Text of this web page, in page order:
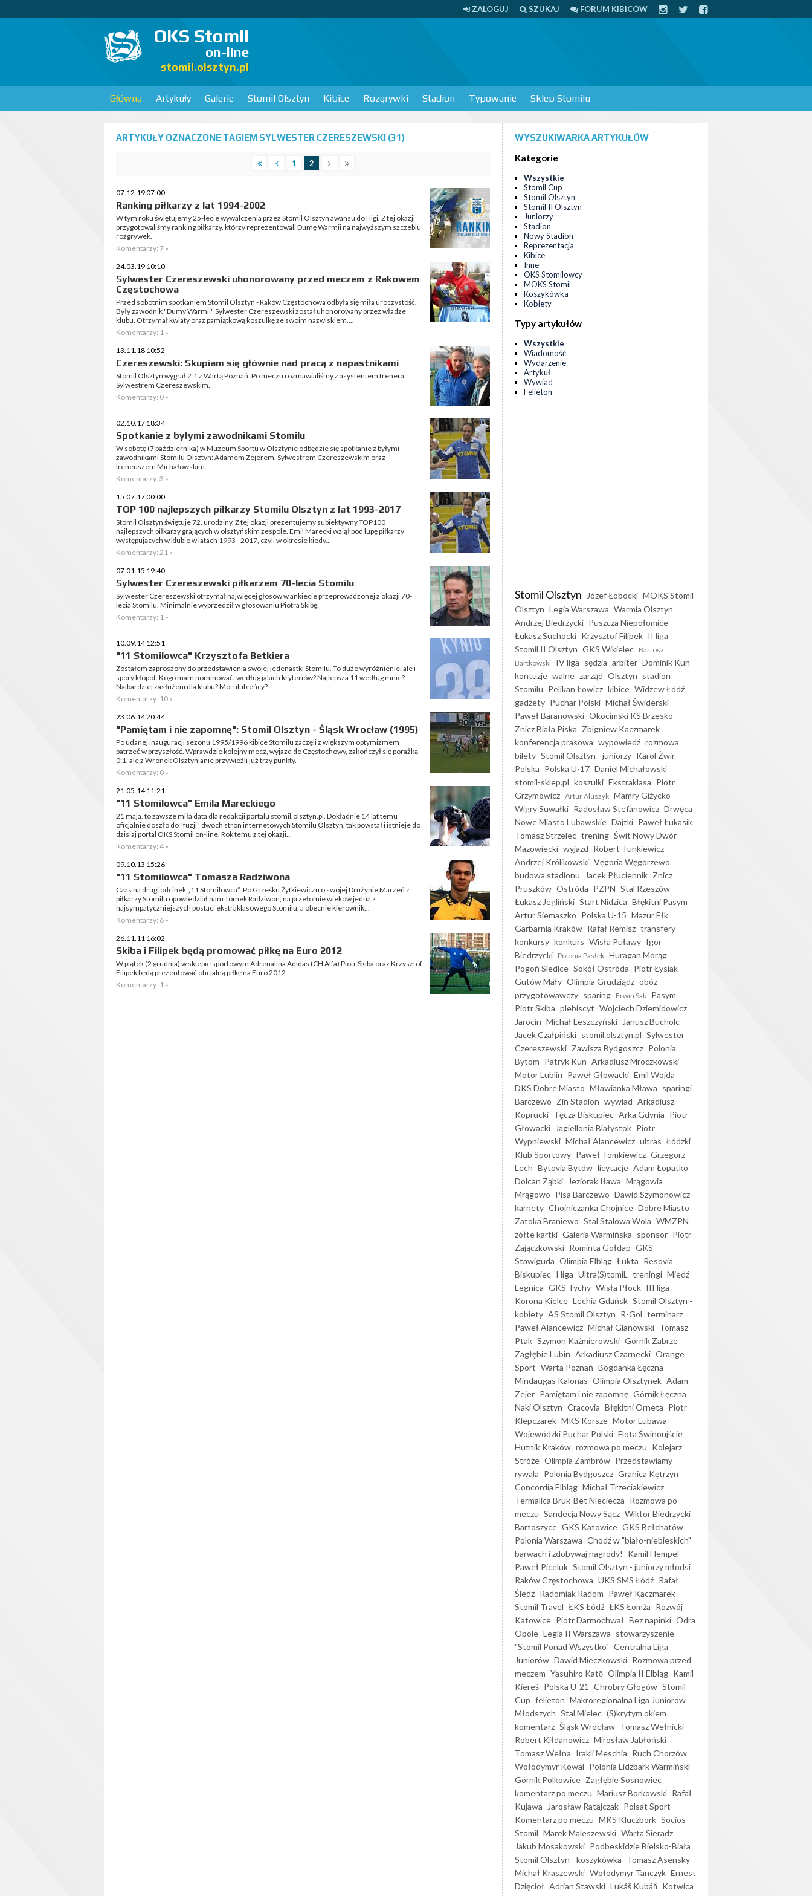
ZALOGUJ SZUKAJ FORUM KIBICÓW
OKS Stomil
on-line
stomil.olsztyn.pl
Główna Artykuły Galerie Stomil Olsztyn Kibice Rozgrywki Stadion Typowanie Sklep Stomilu
ARTYKUŁY OZNACZONE TAGIEM SYLWESTER CZERESZEWSKI (31)
1 2
07.12.19 07:00
Ranking piłkarzy z lat 1994-2002
W tym roku świętujemy 25-lecie wywalczenia przez Stomil Olsztyn awansu do I ligi. Z tej okazji
przygotowaliśmy ranking piłkarzy, którzy reprezentowali Dumę Warmii na najwyższym szczeblu
rozgrywek.
Komentarzy: 7 »
24.03.19 10:10
Sylwester Czereszewski uhonorowany przed meczem z Rakowem
Częstochowa
Przed sobotnim spotkaniem Stomil Olsztyn - Raków Częstochowa odbyła się miła uroczystość.
Były zawodnik "Dumy Warmii" Sylwester Czereszewski został uhonorowany przez władze
klubu. Otrzymał kwiaty oraz pamiątkową koszulkę ze swoim nazwiskiem....
Komentarzy: 1 »
13.11.18 10:52
Czereszewski: Skupiam się głównie nad pracą z napastnikami
Stomil Olsztyn wygrał 2:1 z Wartą Poznań. Po meczu rozmawialiśmy z asystentem trenera
Sylwestrem Czereszewskim.
Komentarzy: 0 »
02.10.17 18:34
Spotkanie z byłymi zawodnikami Stomilu
W sobotę (7 października) w Muzeum Sportu w Olsztynie odbędzie się spotkanie z byłymi
zawodnikami Stomilu Olsztyn: Adamem Zejerem, Sylwestrem Czereszewskim oraz
Ireneuszem Michałowskim.
Komentarzy: 3 »
15.07.17 00:00
TOP 100 najlepszych piłkarzy Stomilu Olsztyn z lat 1993-2017
Stomil Olsztyn świętuje 72. urodziny. Z tej okazji prezentujemy subiektywny TOP100
najlepszych piłkarzy grających w olsztyńskim zespole. Emil Marecki wziął pod lupę piłkarzy
występujących w klubie w latach 1993 - 2017, czyli w okresie kiedy...
Komentarzy: 21 »
07.01.15 19:40
Sylwester Czereszewski piłkarzem 70-lecia Stomilu
Sylwester Czereszewski otrzymał najwięcej głosów w ankiecie przeprowadzonej z okazji 70-
lecia Stomilu. Minimalnie wyprzedził w głosowaniu Piotra Skibę.
Komentarzy: 1 »
10.09.14 12:51
"11 Stomilowca" Krzysztofa Betkiera
Zostałem zaproszony do przedstawienia swojej jedenastki Stomilu. To duże wyróżnienie, ale i
spory kłopot. Kogo mam nominować, według jakich kryteriów? Najlepsza 11 według mnie?
Najbardziej zasłużeni dla klubu? Moi ulubieńcy?
Komentarzy: 10 »
23.06.14 20:44
"Pamiętam i nie zapomnę": Stomil Olsztyn - Śląsk Wrocław (1995)
Po udanej inauguracji sezonu 1995/1996 kibice Stomilu zaczęli z większym optymizmem
patrzeć w przyszłość. Wprawdzie kolejny mecz, wyjazd do Częstochowy, zakończył się porażką
0:1, ale z Wronek Olsztynianie przywieźli już trzy punkty.
Komentarzy: 0 »
21.05.14 11:21
"11 Stomilowca" Emila Mareckiego
21 maja, to zawsze miła data dla redakcji portalu stomil.olsztyn.pl. Dokładnie 14 lat temu
oficjalnie doszło do "fuzji" dwóch stron internetowych Stomilu Olsztyn, tak powstał i istnieje do
dzisiaj portal OKS Stomil on-line. Rok temu z tej okazji...
Komentarzy: 4 »
09.10.13 15:26
"11 Stomilowca" Tomasza Radziwona
Czas na drugi odcinek „11 Stomilowca”. Po Grześku Żytkiewiczu o swojej Drużynie Marzeń z
piłkarzy Stomilu opowiedział nam Tomek Radziwon, na przełomie wieków jedna z
najsympatyczniejszych postaci ekstraklasowego Stomilu, a obecnie kierownik...
Komentarzy: 6 »
26.11.11 16:02
Skiba i Filipek będą promować piłkę na Euro 2012
W piątek (2 grudnia) w sklepie sportowym Adrenalina Adidas (CH Alfa) Piotr Skiba oraz Krzysztof
Filipek będą prezentować oficjalną piłkę na Euro 2012.
Komentarzy: 1 »
WYSZUKIWARKA ARTYKUŁÓW
Kategorie
Wszystkie
Stomil Cup
Stomil Olsztyn
Stomil II Olsztyn
Juniorzy
Stadion
Nowy Stadion
Reprezentacja
Kibice
Inne
OKS Stomilowcy
MOKS Stomil
Koszykówka
Kobiety
Typy artykułów
Wszystkie
Wiadomość
Wydarzenie
Artykuł
Wywiad
Felieton
Stomil Olsztyn Józef Łobocki MOKS Stomil
Olsztyn Legia Warszawa Warmia Olsztyn
Andrzej Biedrzycki Puszcza Niepołomice
Łukasz Suchocki Krzysztof Filipek II liga
Stomil II Olsztyn GKS Wikielec Bartosz
Bartkowski IV liga sędzia arbiter Dominik Kun
kontuzje walne zarząd Olsztyn stadion
Stomilu Pelikan Łowicz kibice Widzew Łódź
gadżety Puchar Polski Michał Świderski
Paweł Baranowski Okocimski KS Brzesko
Znicz Biała Piska Zbigniew Kaczmarek
konferencja prasowa wypowiedź rozmowa
bilety Stomil Olsztyn - juniorzy Karol Żwir
Polska Polska U-17 Daniel Michałowski
stomil-sklep.pl koszulki Ekstraklasa Piotr
Grzymowicz Artur Aluszyk Mamry Giżycko
Wigry Suwałki Radosław Stefanowicz Drwęca
Nowe Miasto Lubawskie Dajtki Paweł Łukasik
Tomasz Strzelec trening Świt Nowy Dwór
Mazowiecki wyjazd Robert Tunkiewicz
Andrzej Królikowski Vęgoria Węgorzewo
budowa stadionu
Jacek Płuciennik Znicz
Pruszków Ostróda PZPN Stal Rzeszów
Łukasz Jegliński Start Nidzica Błękitni Pasym
Artur Siemaszko Polska U-15 Mazur Ełk
Garbarnia Kraków Rafał Remisz transfery
konkursy konkurs Wisła Puławy Igor
Biedrzycki Polonia Pasłęk Huragan Morąg
Pogoń Siedlce Sokół Ostróda Piotr Łysiak
Gutów Mały Olimpia Grudziądz obóz
przygotowawczy sparing Erwin Sak Pasym
Piotr Skiba plebiscyt Wojciech Dziemidowicz
Jarocin Michał Leszczyński
Janusz Bucholc
Jacek Czałpiński stomil.olsztyn.pl Sylwester
Czereszewski Zawisza Bydgoszcz Polonia
Bytom Patryk Kun Arkadiusz Mroczkowski
Motor Lublin Paweł Głowacki Emil Wojda
DKS Dobre Miasto Mławianka Mława sparingi
Barczewo Zin Stadion wywiad Arkadiusz
Koprucki Tęcza Biskupiec Arka Gdynia Piotr
Głowacki
Jagiellonia Białystok Piotr
Wypniewski Michał Alancewicz ultras Łódzki
Klub Sportowy Paweł Tomkiewicz Grzegorz
Lech Bytovia Bytów licytacje Adam Łopatko
Dolcan Ząbki
Jeziorak Iława Mrągowia
Mrągowo Pisa Barczewo Dawid Szymonowicz
karnety Chojniczanka Chojnice Dobre Miasto
Zatoka Braniewo Stal Stalowa Wola WMZPN
żółte kartki Galeria Warmińska sponsor Piotr
Zajączkowski Rominta Gołdap GKS
Stawiguda Olimpia Elbląg Łukta Resovia
Biskupiec I liga Ultra(S)tomiL treningi Miedź
Legnica GKS Tychy Wisła Płock III liga
Korona Kielce Lechia Gdańsk Stomil Olsztyn -
kobiety AS Stomil Olsztyn R-Gol terminarz
Paweł Alancewicz Michał Glanowski Tomasz
Ptak Szymon Kaźmierowski Górnik Zabrze
Zagłębie Lubin Arkadiusz Czarnecki Orange
Sport Warta Poznań Bogdanka Łęczna
Mindaugas Kalonas Olimpia Olsztynek Adam
Zejer Pamiętam i nie zapomnę Górnik Łęczna
Naki Olsztyn Cracovia Błękitni Orneta Piotr
Klepczarek MKS Korsze Motor Lubawa
Wojewódzki Puchar Polski Flota Świnoujście
Hutnik Kraków rozmowa po meczu Kolejarz
Stróże Olimpia Zambrów Przedstawiamy
rywala Polonia Bydgoszcz Granica Kętrzyn
Concordia Elbląg Michał Trzeciakiewicz
Termalica Bruk-Bet Nieciecza Rozmowa po
meczu Sandecja Nowy Sącz Wiktor Biedrzycki
Bartoszyce GKS Katowice GKS Bełchatów
Polonia Warszawa Chodź w "biało-niebieskich"
barwach i zdobywaj nagrody!
Kamil Hempel
Paweł Piceluk Stomil Olsztyn - juniorzy młodsi
Raków Częstochowa UKS SMS Łódź Rafał
Śledź Radomiak Radom Paweł Kaczmarek
Stomil Travel ŁKS Łódź ŁKS Łomża Rozwój
Katowice Piotr Darmochwał Bez napinki Odra
Opole Legia II Warszawa stowarzyszenie
"Stomil Ponad Wszystko" Centralna Liga
Juniorów Dawid Mieczkowski Rozmowa przed
meczem Yasuhiro Katō Olimpia II Elbląg Kamil
Kiereś Polska U-21 Chrobry Głogów Stomil
Cup felieton Makroregionalna Liga Juniorów
Młodszych Stal Mielec (S)krytym okiem
komentarz Śląsk Wrocław Tomasz Wełnicki
Robert Kiłdanowicz Mirosław Jabłoński
Tomasz Wełna Irakli Meschia Ruch Chorzów
Wołodymyr Kowal Polonia Lidzbark Warmiński
Górnik Polkowice Zagłębie Sosnowiec
komentarz po meczu Mariusz Borkowski Rafał
Kujawa
Jarosław Ratajczak Polsat Sport
Komentarz po meczu MKS Kluczbork Socios
Stomil Marek Maleszewski Warta Sieradz
Jakub Mosakowski Podbeskidzie Bielsko-Biała
Stomil Olsztyn - koszykówka Tomasz Asensky
Michał Kraszewski Wołodymyr Tanczyk Ernest
Dzięcioł Adrian Stawski Lukáš Kubáň Kotwica